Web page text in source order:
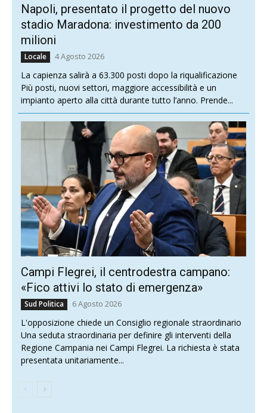
Napoli, presentato il progetto del nuovo
stadio Maradona: investimento da 200
milioni
Locale 4 Agosto 2026
La capienza salirà a 63.300 posti dopo la riqualificazione
Più posti, nuovi settori, maggiore accessibilità e un
impianto aperto alla città durante tutto l’anno. Prende...
Campi Flegrei, il centrodestra campano:
«Fico attivi lo stato di emergenza»
Sud Politica 6 Agosto 2026
L'opposizione chiede un Consiglio regionale straordinario
Una seduta straordinaria per definire gli interventi della
Regione Campania nei Campi Flegrei. La richiesta è stata
presentata unitariamente...